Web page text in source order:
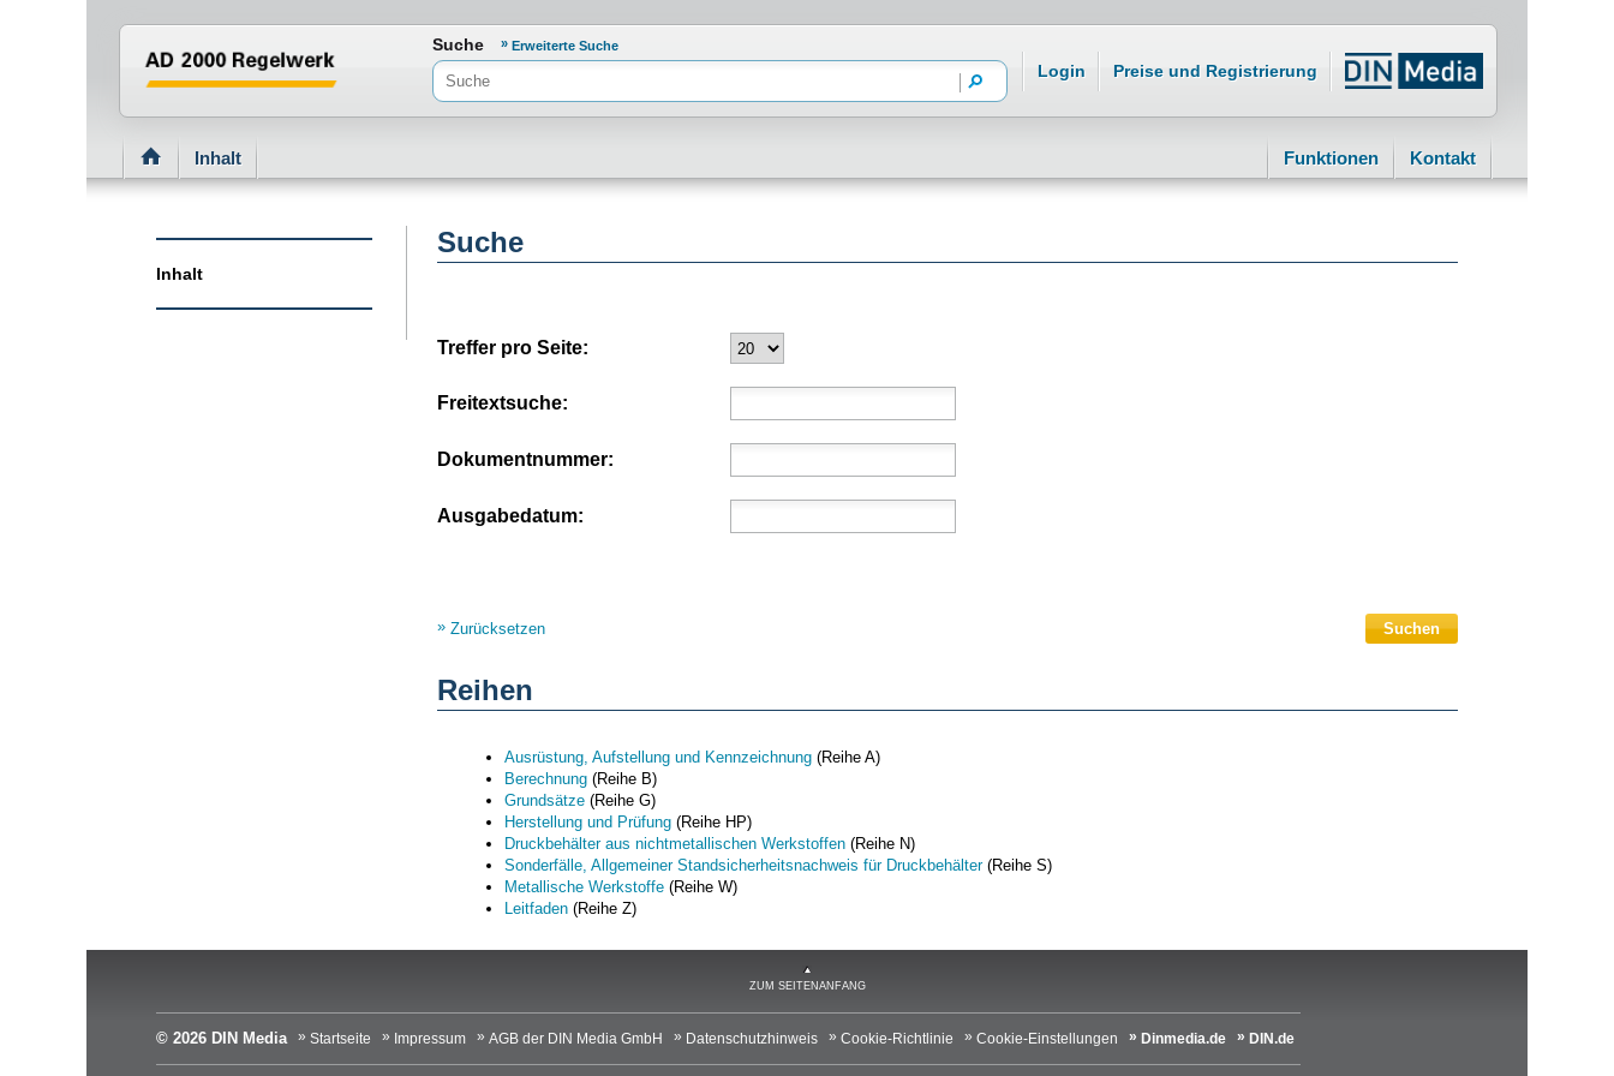
Normenportal Barrierefreiheit
Suche Erweiterte Suche
Login Preise und Registrierung
Inhalt Funktionen Kontakt
Inhalt
Suche
Treffer pro Seite:
Freitextsuche:
Dokumentnummer:
Ausgabedatum:
Zurücksetzen Suchen
Reihen
Ausrüstung, Aufstellung und Kennzeichnung (Reihe A)
Berechnung (Reihe B)
Grundsätze (Reihe G)
Herstellung und Prüfung (Reihe HP)
Druckbehälter aus nichtmetallischen Werkstoffen (Reihe N)
Sonderfälle, Allgemeiner Standsicherheitsnachweis für Druckbehälter(Reihe S)
Metallische Werkstoffe (Reihe W)
Leitfaden (Reihe Z)
ZUM SEITENANFANG
© 2026 DIN Media Startseite Impressum AGB der DIN Media GmbH Datenschutzhinweis Cookie-Richtlinie Cookie-Einstellungen Dinmedia.de DIN.de